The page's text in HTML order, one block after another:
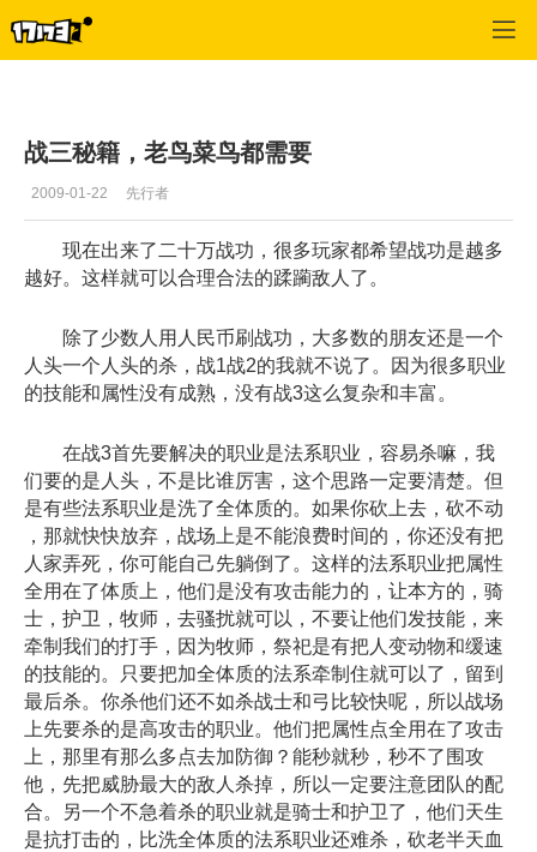
战三秘籍，老鸟菜鸟都需要
2009-01-22 先行者
现在出来了二十万战功，很多玩家都希望战功是越多
越好。这样就可以合理合法的蹂躏敌人了。
除了少数人用人民币刷战功，大多数的朋友还是一个
人头一个人头的杀，战1战2的我就不说了。因为很多职业
的技能和属性没有成熟，没有战3这么复杂和丰富。
在战3首先要解决的职业是法系职业，容易杀嘛，我
们要的是人头，不是比谁厉害，这个思路一定要清楚。但
是有些法系职业是洗了全体质的。如果你砍上去，砍不动
，那就快快放弃，战场上是不能浪费时间的，你还没有把
人家弄死，你可能自己先躺倒了。这样的法系职业把属性
全用在了体质上，他们是没有攻击能力的，让本方的，骑
士，护卫，牧师，去骚扰就可以，不要让他们发技能，来
牵制我们的打手，因为牧师，祭祀是有把人变动物和缓速
的技能的。只要把加全体质的法系牵制住就可以了，留到
最后杀。你杀他们还不如杀战士和弓比较快呢，所以战场
上先要杀的是高攻击的职业。他们把属性点全用在了攻击
上，那里有那么多点去加防御？能秒就秒，秒不了围攻
他，先把威胁最大的敌人杀掉，所以一定要注意团队的配
合。另一个不急着杀的职业就是骑士和护卫了，他们天生
是抗打击的，比洗全体质的法系职业还难杀，砍老半天血